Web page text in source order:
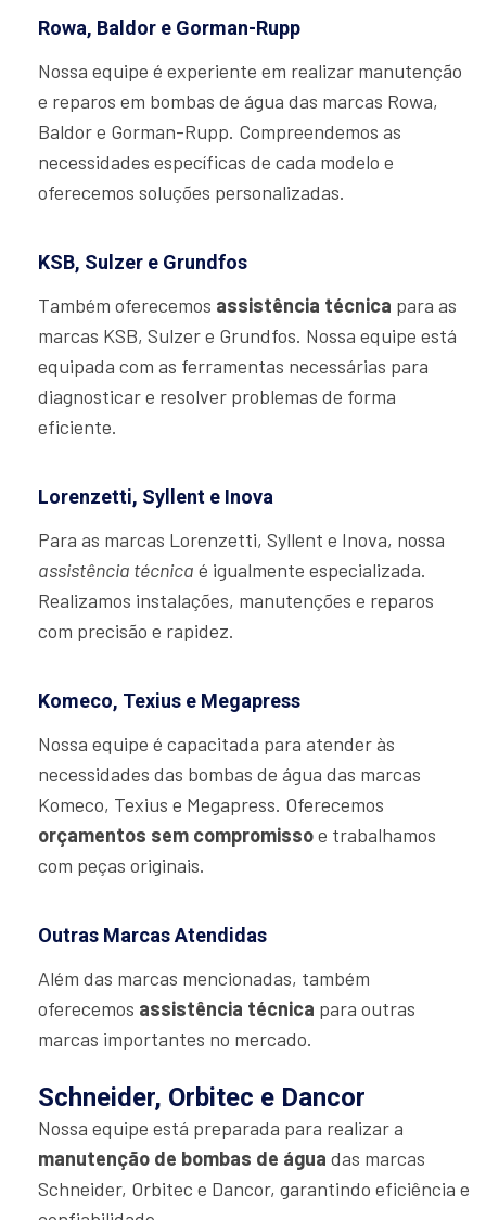
Rowa, Baldor e Gorman-Rupp
Nossa equipe é experiente em realizar manutenção
e reparos em bombas de água das marcas Rowa,
Baldor e Gorman-Rupp. Compreendemos as
necessidades específicas de cada modelo e
oferecemos soluções personalizadas.
KSB, Sulzer e Grundfos
Também oferecemos assistência técnica para as
marcas KSB, Sulzer e Grundfos. Nossa equipe está
equipada com as ferramentas necessárias para
diagnosticar e resolver problemas de forma
eficiente.
Lorenzetti, Syllent e Inova
Para as marcas Lorenzetti, Syllent e Inova, nossa
assistência técnica é igualmente especializada.
Realizamos instalações, manutenções e reparos
com precisão e rapidez.
Komeco, Texius e Megapress
Nossa equipe é capacitada para atender às
necessidades das bombas de água das marcas
Komeco, Texius e Megapress. Oferecemos
orçamentos sem compromissoe trabalhamos
com peças originais.
Outras Marcas Atendidas
Além das marcas mencionadas, também
oferecemos assistência técnica para outras
marcas importantes no mercado.
Schneider, Orbitec e Dancor
Nossa equipe está preparada para realizar a
manutenção de bombas de água das marcas
Schneider, Orbitec e Dancor, garantindo eficiência e